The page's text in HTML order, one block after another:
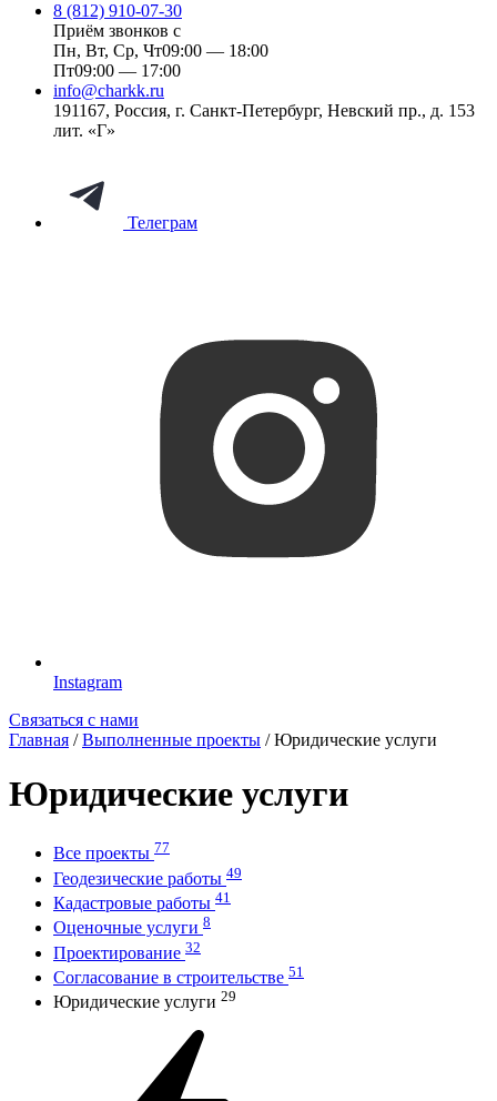
8 (812) 910-07-30
Приём звонков с
Пн, Вт, Ср, Чт09:00 — 18:00
Пт09:00 — 17:00
info@charkk.ru
191167, Россия, г. Санкт-Петербург, Невский пр., д. 153
лит. «Г»
Телеграм
Instagram
Связаться с нами
Главная /Выполненные проекты /Юридические услуги
Юридические услуги
Все проекты 77
Геодезические работы 49
Кадастровые работы 41
Оценочные услуги 8
Проектирование 32
Согласование в строительстве 51
Юридические услуги 29